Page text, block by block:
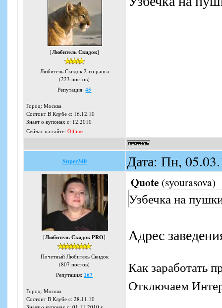
[Любитель Скидок]
Любитель Скидок 2-го ранга
(223 постов)
Репутация:45
Город: Москва
Состоит В Клубе с: 16.12.10
Знает о купонах с: 12.2010
Сейчас на сайте: Offline
Super340 Дата: Пн,
[Любитель Скидок PRO]
Почетный Любитель Скидок
(807 постов)
Репутация: 167
Город: Москва
Состоит В Клубе с: 28.11.10
Quote (syourasova)
Узбечка на
Адрес
Как заработать
Отключаем